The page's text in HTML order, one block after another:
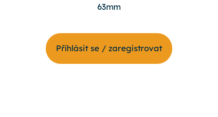
63mm
Příhlásit se / zaregistrovat